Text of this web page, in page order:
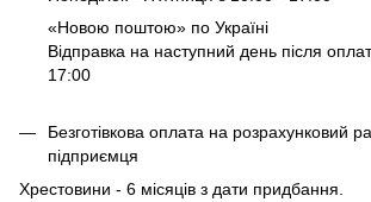
«Новою поштою» по Україні
Відправка на наступний день після
17:00
Безготівкова оплата на розрахунковий
підприємця
Хрестовини - 6 місяців з дати придбання.